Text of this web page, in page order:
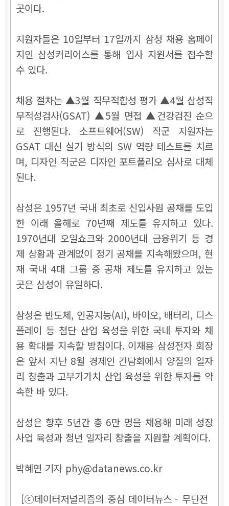
곳이다.
지원자들은 10일부터 17일까지 삼성 채용 홈페이
지인 삼성커리어스를 통해 입사 지원서를 접수할
수 있다.
채용 절차는 ▲3월 직무적합성 평가 ▲4월 삼성직
무적성검사(GSAT) ▲5월 면접 ▲건강검진 순으
로 진행된다. 소프트웨어(SW) 직군 지원자는
GSAT 대신 실기 방식의 SW 역량 테스트를 치르
며, 디자인 직군은 디자인 포트폴리오 심사로 대체
된다.
삼성은 1957년 국내 최초로 신입사원 공채를 도입
한 이래 올해로 70년째 제도를 유지하고 있다.
1970년대 오일쇼크와 2000년대 금융위기 등 경
제 상황과 관계없이 정기 공채를 지속해왔으며, 현
재 국내 4대 그룹 중 공채 제도를 유지하고 있는
곳은 삼성이 유일하다.
삼성은 반도체, 인공지능(AI), 바이오, 배터리, 디스
플레이 등 첨단 산업 육성을 위한 국내 투자와 채
용 확대를 지속할 방침이다. 이재용 삼성전자 회장
은 앞서 지난 8월 경제인 간담회에서 양질의 일자
리 창출과 고부가가치 산업 육성을 위한 투자를 약
속한 바 있다.
삼성은 향후 5년간 총 6만 명을 채용해 미래 성장
사업 육성과 청년 일자리 창출을 지원할 계획이다.
박혜연 기자 phy@datanews.co.kr
[ⓒ데이터저널리즘의 중심 데이터뉴스 - 무단전